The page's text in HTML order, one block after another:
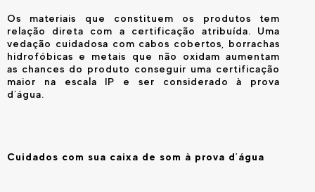
Os materiais que constituem os produtos tem
relação direta com a certificação atribuída. Uma
vedação cuidadosa com cabos cobertos, borrachas
hidrofóbicas e metais que não oxidam aumentam
as chances do produto conseguir uma certificação
maior na escala IP e ser considerado à prova
d’água.
Cuidados com sua caixa de som à prova d’água